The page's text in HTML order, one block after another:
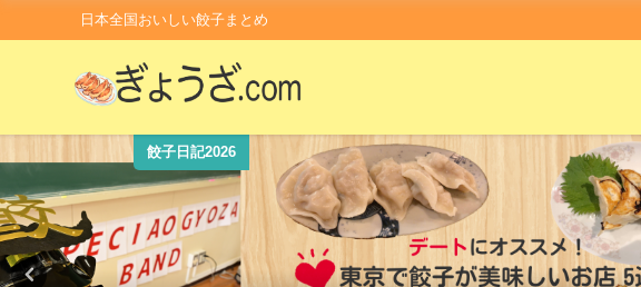
日本全国おいしい餃子まとめ
餃子日記2026